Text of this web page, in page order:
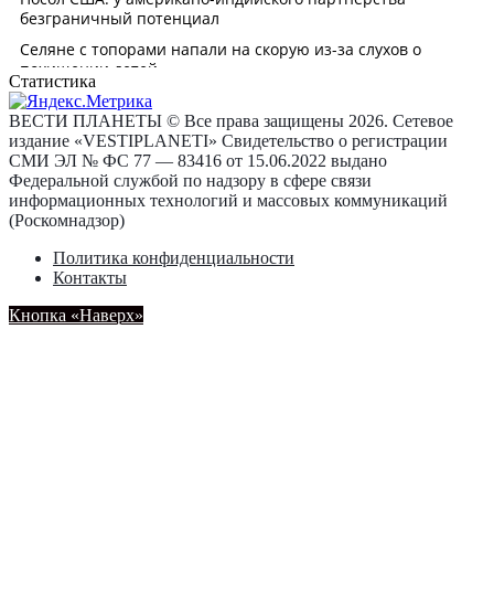
Статистика
ВЕСТИ ПЛАНЕТЫ © Все права защищены 2026. Сетевое
издание «VESTIPLANETI» Свидетельство о регистрации
СМИ ЭЛ № ФС 77 — 83416 от 15.06.2022 выдано
Федеральной службой по надзору в сфере связи
информационных технологий и массовых коммуникаций
(Роскомнадзор)
Политика конфиденциальности
Контакты
Кнопка «Наверх»